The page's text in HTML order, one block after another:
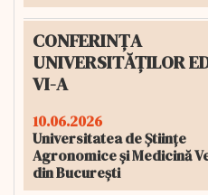
CONFERINȚA
UNIVERSITĂȚILOR
VI-A
10.06.2026
Universitatea de Științe
Agronomice și Medicină
din București